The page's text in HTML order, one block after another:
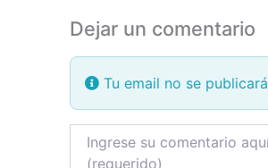
Dejar un comentario
Tu email no se publicará
Review text